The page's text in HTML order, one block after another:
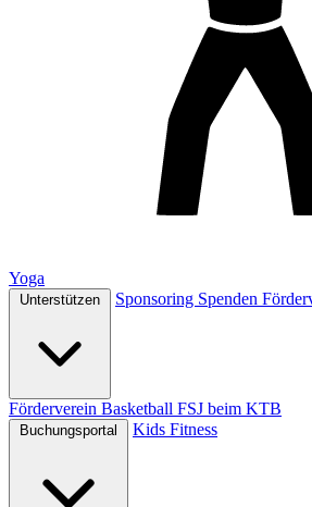
Yoga
Unterstützen Sponsoring Spenden
Förderverein Basketball FSJ beim KTB
Buchungsportal Kids Fitness